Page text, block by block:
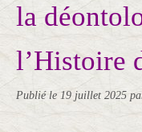
la
l’Histoire
Publié le 19 juillet 2025